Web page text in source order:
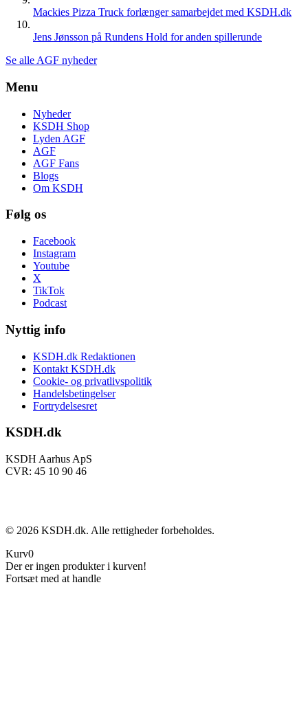
Mackies Pizza Truck forlænger samarbejdet med KSDH.dk
Jens Jønsson på Rundens Hold for anden spillerunde
Se alle AGF nyheder
Menu
Nyheder
KSDH Shop
Lyden AGF
AGF
AGF Fans
Blogs
Om KSDH
Følg os
Facebook
Instagram
Youtube
X
TikTok
Podcast
Nyttig info
KSDH.dk Redaktionen
Kontakt KSDH.dk
Cookie- og privatlivspolitik
Handelsbetingelser
Fortrydelsesret
KSDH.dk
KSDH Aarhus ApS
CVR: 45 10 90 46
© 2026 KSDH.dk. Alle rettigheder forbeholdes.
Kurv0
Der er ingen produkter i kurven!
Fortsæt med at handle